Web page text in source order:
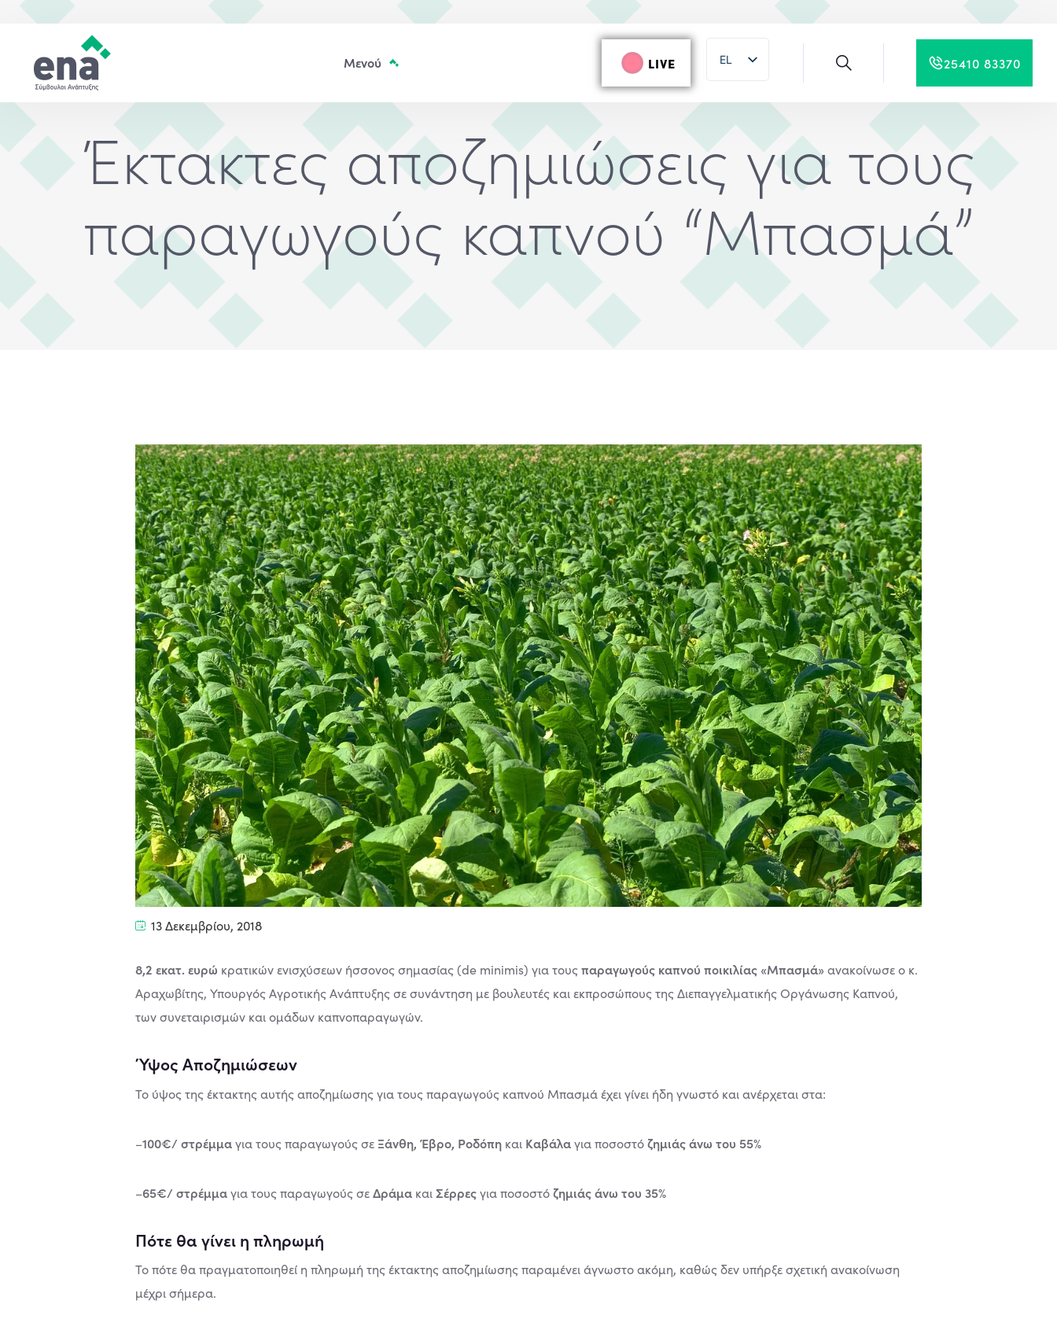
LIVE
EL
EN
25410 83370
Έκτακτες αποζημιώσεις για τους
παραγωγούς καπνού “Μπασμά”
13 Δεκεμβρίου, 2018
8,2 εκατ. ευρώ κρατικών ενισχύσεων ήσσονος σημασίας (de minimis) για τουςπαραγωγούς καπνού ποικιλίας «Μπασμά»ανακοίνωσε ο κ.
Αραχωβίτης, Υπουργός Αγροτικής Ανάπτυξης σε συνάντηση με βουλευτές και εκπροσώπους της Διεπαγγελματικής Οργάνωσης Καπνού,
των συνεταιρισμών και ομάδων καπνοπαραγωγών.
Ύψος Αποζημιώσεων
Το ύψος της έκτακτης αυτής αποζημίωσης για τους παραγωγούς καπνού Μπασμά έχει γίνει ήδη γνωστό και ανέρχεται στα:
–100€/ στρέμμαγια τους παραγωγούς σε Ξάνθη, Έβρο, Ροδόπη και Καβάλαγια ποσοστόζημιάς άνω του 55%
–65€/ στρέμμαγια τους παραγωγούς σεΔράμα καιΣέρρεςγια ποσοστόζημιάς άνω του 35%
Πότε θα γίνει η πληρωμή
Το πότε θα πραγματοποιηθεί η πληρωμή της έκτακτης αποζημίωσης παραμένει άγνωστο ακόμη, καθώς δεν υπήρξε σχετική ανακοίνωση
μέχρι σήμερα.